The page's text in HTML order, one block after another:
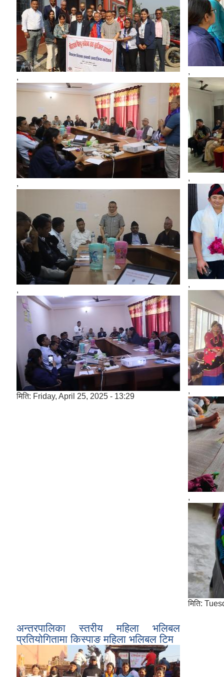
,
,
,
मिति: Friday, April 25, 2025 - 13:29
,
,
,
,
,
मिति:
अन्तरपालिका स्तरीय महिला भलिबल
प्रतियोगितामा किस्पाङ महिला भलिबल टिम